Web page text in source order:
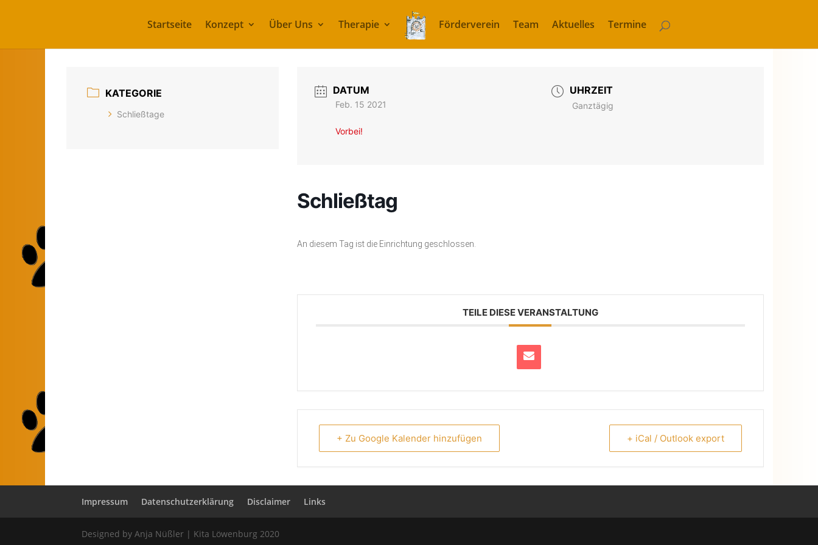
Startseite Konzept Über Uns Therapie Förderverein Team Aktuelles Termine
KATEGORIE
Schließtage
DATUM
Feb. 15 2021
Vorbei!
UHRZEIT
Ganztägig
Schließtag
An diesem Tag ist die Einrichtung geschlossen.
TEILE DIESE VERANSTALTUNG
+ Zu Google Kalender hinzufügen + iCal / Outlook export
Impressum Datenschutzerklärung Disclaimer Links
Designed by Anja Nüßler | Kita Löwenburg 2020